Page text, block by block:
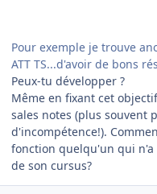
Pour exemple je trouve
ATT TS...d'avoir de bons
Peux-tu développer ?
Même en fixant cet
sales notes (plus souvent
d'incompétence!).
fonction quelqu'un qui n'a
de son cursus?